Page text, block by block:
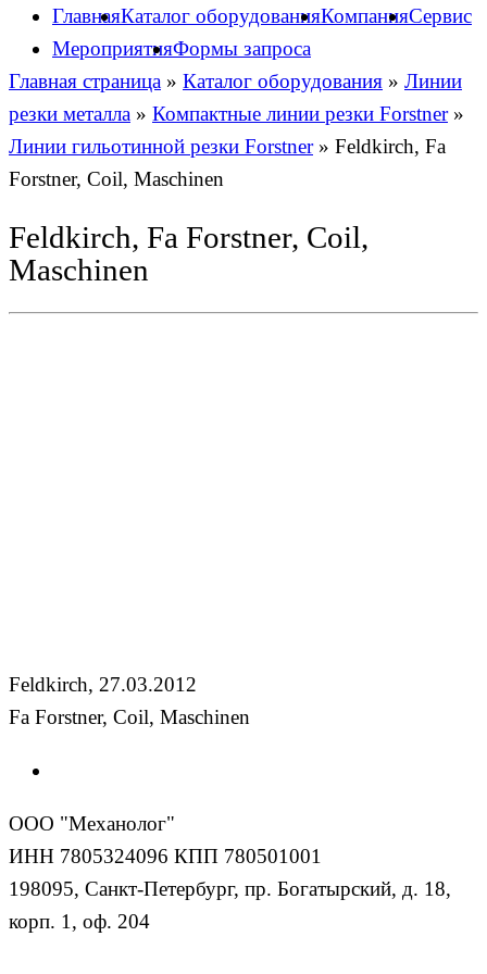
ГлавнаяКаталог оборудованияКомпанияСервис
МероприятияФормы запроса
Главная страница » Каталог оборудования » Линии
резки металла » Компактные линии резки Forstner»
Линии гильотинной резки Forstner» Feldkirch, Fa
Forstner, Coil, Maschinen
Feldkirch, Fa Forstner, Coil,
Maschinen
Feldkirch, 27.03.2012
Fa Forstner, Coil, Maschinen
ООО "Механолог"
ИНН 7805324096 КПП 780501001
198095, Санкт-Петербург, пр. Богатырский, д. 18,
корп. 1, оф. 204